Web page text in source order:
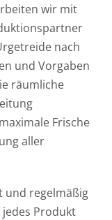
wir mit
nach
und Vorgaben
räumliche
Frische
aller
und regelmäßig
Produkt